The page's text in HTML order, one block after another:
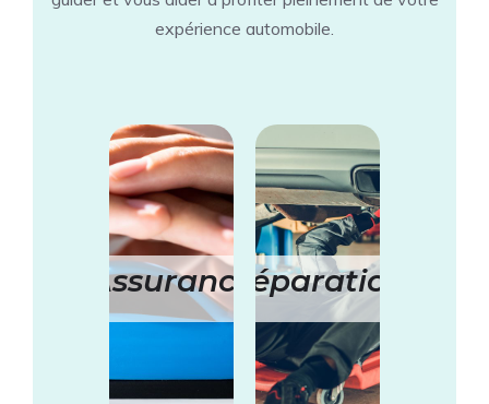
expérience automobile.
AssuranceRéparation